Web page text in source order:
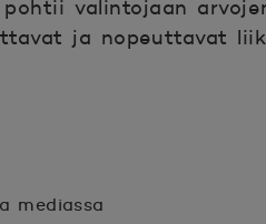
valintojaan
ja nopeuttavat
mediassa